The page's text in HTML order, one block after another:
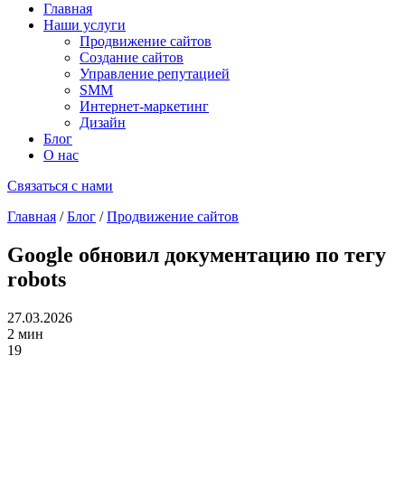
Главная
Наши услуги
Продвижение сайтов
Создание сайтов
Управление репутацией
SMM
Интернет-маркетинг
Дизайн
Блог
О нас
Связаться с нами
Главная /Блог /Продвижение сайтов
Google обновил документацию по тегу
robots
27.03.2026
2 мин
19